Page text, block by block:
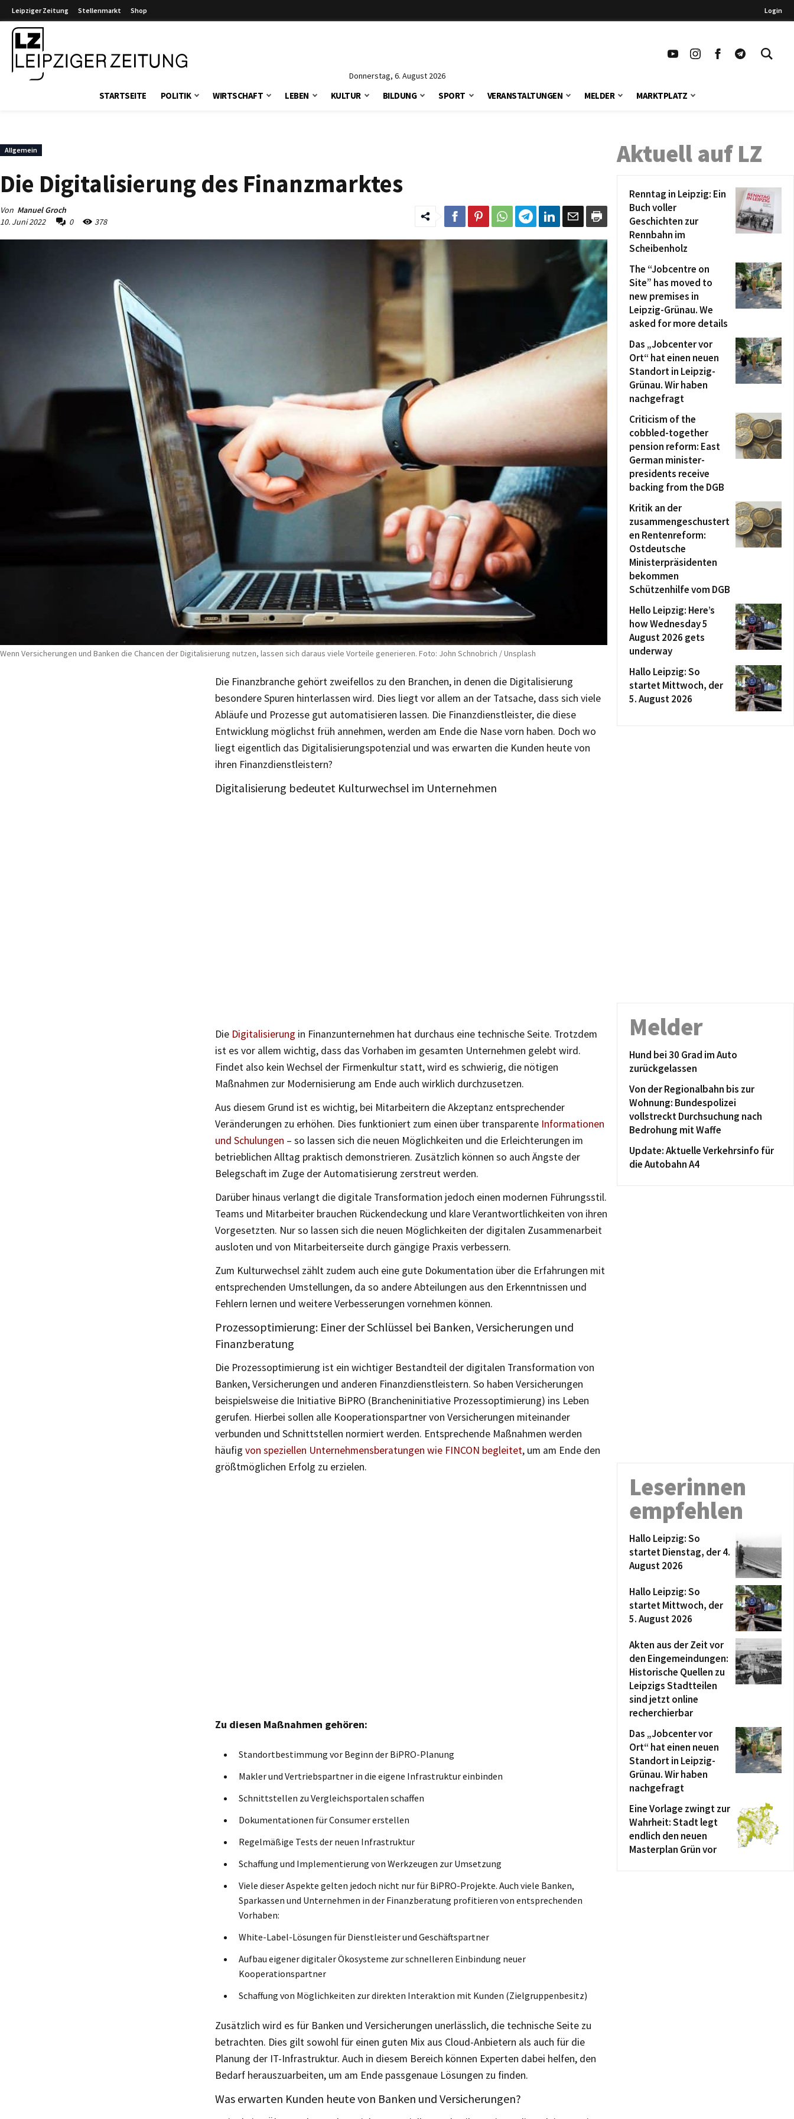
Leipziger Zeitung Stellenmarkt Shop Login
Donnerstag, 6. August 2026
STARTSEITE POLITIK WIRTSCHAFT LEBEN KULTUR BILDUNG SPORT VERANSTALTUNGEN MELDER MARKTPLATZ
Allgemein
Die Digitalisierung des Finanzmarktes
Von Manuel Groch
10. Juni 2022
0 378
Wenn Versicherungen und Banken die Chancen der Digitalisierung nutzen, lassen sich daraus viele Vorteile generieren. Foto: John Schnobrich / Unsplash
Die Finanzbranche gehört zweifellos zu den Branchen, in denen die Digitalisierung
besondere Spuren hinterlassen wird. Dies liegt vor allem an der Tatsache, dass sich viele
Abläufe und Prozesse gut automatisieren lassen. Die Finanzdienstleister, die diese
Entwicklung möglichst früh annehmen, werden am Ende die Nase vorn haben. Doch wo
liegt eigentlich das Digitalisierungspotenzial und was erwarten die Kunden heute von
ihren Finanzdienstleistern?
Digitalisierung bedeutet Kulturwechsel im Unternehmen
Die Digitalisierung in Finanzunternehmen hat durchaus eine technische Seite. Trotzdem
ist es vor allem wichtig, dass das Vorhaben im gesamten Unternehmen gelebt wird.
Findet also kein Wechsel der Firmenkultur statt, wird es schwierig, die nötigen
Maßnahmen zur Modernisierung am Ende auch wirklich durchzusetzen.
Aus diesem Grund ist es wichtig, bei Mitarbeitern die Akzeptanz entsprechender
Veränderungen zu erhöhen. Dies funktioniert zum einen über transparente Informationen
und Schulungen – so lassen sich die neuen Möglichkeiten und die Erleichterungen im
betrieblichen Alltag praktisch demonstrieren. Zusätzlich können so auch Ängste der
Belegschaft im Zuge der Automatisierung zerstreut werden.
Darüber hinaus verlangt die digitale Transformation jedoch einen modernen Führungsstil.
Teams und Mitarbeiter brauchen Rückendeckung und klare Verantwortlichkeiten von ihren
Vorgesetzten. Nur so lassen sich die neuen Möglichkeiten der digitalen Zusammenarbeit
ausloten und von Mitarbeiterseite durch gängige Praxis verbessern.
Zum Kulturwechsel zählt zudem auch eine gute Dokumentation über die Erfahrungen mit
entsprechenden Umstellungen, da so andere Abteilungen aus den Erkenntnissen und
Fehlern lernen und weitere Verbesserungen vornehmen können.
Prozessoptimierung: Einer der Schlüssel bei Banken, Versicherungen und
Finanzberatung
Die Prozessoptimierung ist ein wichtiger Bestandteil der digitalen Transformation von
Banken, Versicherungen und anderen Finanzdienstleistern. So haben Versicherungen
beispielsweise die Initiative BiPRO (Brancheninitiative Prozessoptimierung) ins Leben
gerufen. Hierbei sollen alle Kooperationspartner von Versicherungen miteinander
verbunden und Schnittstellen normiert werden. Entsprechende Maßnahmen werden
häufig von speziellen Unternehmensberatungen wie FINCON begleitet, um am Ende den
größtmöglichen Erfolg zu erzielen.
Zu diesen Maßnahmen gehören:
Standortbestimmung vor Beginn der BiPRO-Planung
Makler und Vertriebspartner in die eigene Infrastruktur einbinden
Schnittstellen zu Vergleichsportalen schaffen
Dokumentationen für Consumer erstellen
Regelmäßige Tests der neuen Infrastruktur
Schaffung und Implementierung von Werkzeugen zur Umsetzung
Viele dieser Aspekte gelten jedoch nicht nur für BiPRO-Projekte. Auch viele Banken,
Sparkassen und Unternehmen in der Finanzberatung profitieren von entsprechenden
Vorhaben:
White-Label-Lösungen für Dienstleister und Geschäftspartner
Aufbau eigener digitaler Ökosysteme zur schnelleren Einbindung neuer
Kooperationspartner
Schaffung von Möglichkeiten zur direkten Interaktion mit Kunden (Zielgruppenbesitz)
Zusätzlich wird es für Banken und Versicherungen unerlässlich, die technische Seite zu
betrachten. Dies gilt sowohl für einen guten Mix aus Cloud-Anbietern als auch für die
Planung der IT-Infrastruktur. Auch in diesem Bereich können Experten dabei helfen, den
Bedarf herauszuarbeiten, um am Ende passgenaue Lösungen zu finden.
Was erwarten Kunden heute von Banken und Versicherungen?
Aktuell auf LZ
Renntag in Leipzig: Ein
Buch voller
Geschichten zur
Rennbahn im
Scheibenholz
The “Jobcentre on
Site” has moved to
new premises in
Leipzig-Grünau. We
asked for more details
Das „Jobcenter vor
Ort“ hat einen neuen
Standort in Leipzig-
Grünau. Wir haben
nachgefragt
Criticism of the
cobbled-together
pension reform: East
German minister-
presidents receive
backing from the DGB
Kritik an der
zusammengeschustert
en Rentenreform:
Ostdeutsche
Ministerpräsidenten
bekommen
Schützenhilfe vom DGB
Hello Leipzig: Here’s
how Wednesday 5
August 2026 gets
underway
Hallo Leipzig: So
startet Mittwoch, der
5. August 2026
Melder
Hund bei 30 Grad im Auto
zurückgelassen
Von der Regionalbahn bis zur
Wohnung: Bundespolizei
vollstreckt Durchsuchung nach
Bedrohung mit Waffe
Update: Aktuelle Verkehrsinfo für
die Autobahn A4
Leserinnen
empfehlen
Hallo Leipzig: So
startet Dienstag, der 4.
August 2026
Hallo Leipzig: So
startet Mittwoch, der
5. August 2026
Akten aus der Zeit vor
den Eingemeindungen:
Historische Quellen zu
Leipzigs Stadtteilen
sind jetzt online
recherchierbar
Das „Jobcenter vor
Ort“ hat einen neuen
Standort in Leipzig-
Grünau. Wir haben
nachgefragt
Eine Vorlage zwingt zur
Wahrheit: Stadt legt
endlich den neuen
Masterplan Grün vor